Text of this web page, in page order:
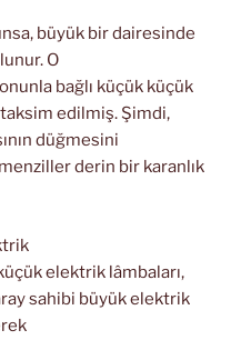
büyük bir dairesinde
O
bağlı küçük küçük
edilmiş. Şimdi,
düğmesini
derin bir karanlık
elektrik lâmbaları,
sahibi büyük elektrik